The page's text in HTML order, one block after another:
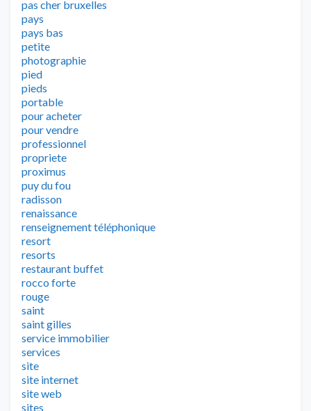
pas cher bruxelles
pays
pays bas
petite
photographie
pied
pieds
portable
pour acheter
pour vendre
professionnel
propriete
proximus
puy du fou
radisson
renaissance
renseignement téléphonique
resort
resorts
restaurant buffet
rocco forte
rouge
saint
saint gilles
service immobilier
services
site
site internet
site web
sites